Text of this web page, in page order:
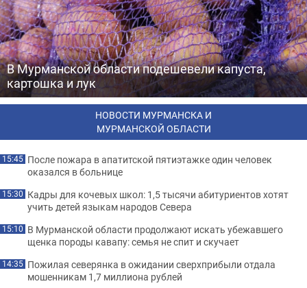
В Мурманской области подешевели капуста,
картошка и лук
НОВОСТИ МУРМАНСКА И
МУРМАНСКОЙ ОБЛАСТИ
15:45 После пожара в апатитской пятиэтажке один человек
оказался в больнице
15:30 Кадры для кочевых школ: 1,5 тысячи абитуриентов хотят
учить детей языкам народов Севера
15:10 В Мурманской области продолжают искать убежавшего
щенка породы кавапу: семья не спит и скучает
14:35 Пожилая северянка в ожидании сверхприбыли отдала
мошенникам 1,7 миллиона рублей